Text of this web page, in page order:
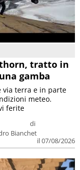
tratto in
gamba
di
Bianchet
il 07/08/2026
via terra e in parte
meteo.
ferite